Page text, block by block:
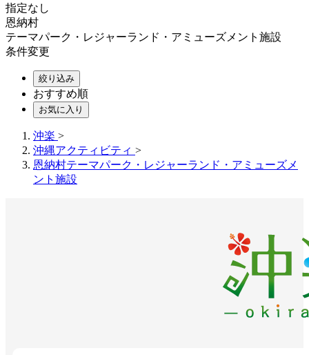
指定なし
恩納村
テーマパーク・レジャーランド・アミューズメント施設
条件変更
絞り込み
おすすめ順
お気に入り
沖楽 >
沖縄アクティビティ >
恩納村テーマパーク・レジャーランド・アミューズメ
ント施設